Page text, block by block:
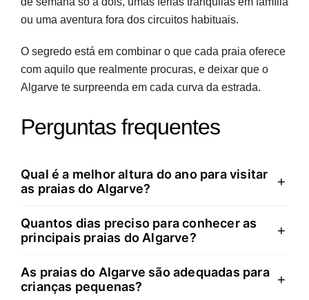
ou uma aventura fora dos circuitos habituais.
O segredo está em combinar o que cada praia oferece
com aquilo que realmente procuras, e deixar que o
Algarve te surpreenda em cada curva da estrada.
Perguntas frequentes
Qual é a melhor altura do ano para visitar
as praias do Algarve?
+
A melhor altura é entre junho e setembro, quando as
temperaturas rondam os 25-30°C e há maior garantia
mais acessíveis, maio e outubro também oferecem
condições excelentes, com água ligeiramente mais
Quantos dias preciso para conhecer as
principais praias do Algarve?
+
Cinco a sete dias permitem conhecer as praias mais
icónicas de cada zona com alguma profundidade. Três
As praias do Algarve são adequadas para
crianças pequenas?
+